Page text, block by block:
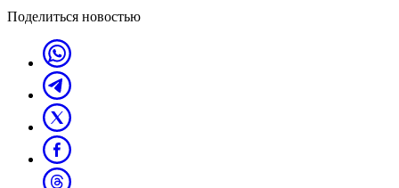
Поделиться новостью